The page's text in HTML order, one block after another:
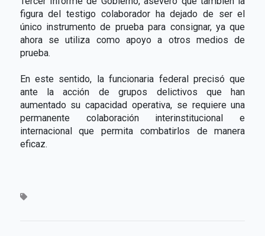
figura del testigo colaborador ha dejado de ser el
único instrumento de prueba para consignar, ya que
ahora se utiliza como apoyo a otros medios de
prueba.
En este sentido, la funcionaria federal precisó que
ante la acción de grupos delictivos que han
aumentado su capacidad operativa, se requiere una
permanente colaboración interinstitucional e
internacional que permita combatirlos de manera
eficaz.